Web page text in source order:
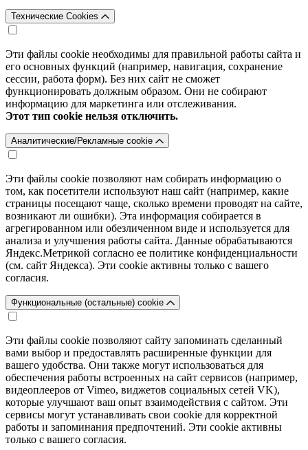
Технические Cookies
Эти файлы cookie необходимы для правильной работы сайта и
его основных функций (например, навигация, сохранение
сессии, работа форм). Без них сайт не сможет
функционировать должным образом. Они не собирают
информацию для маркетинга или отслеживания.
Этот тип cookie нельзя отключить.
Аналитические/Рекламные cookie
Эти файлы cookie позволяют нам собирать информацию о
том, как посетители используют наш сайт (например, какие
страницы посещают чаще, сколько времени проводят на сайте,
возникают ли ошибки). Эта информация собирается в
агрегированном или обезличенном виде и используется для
анализа и улучшения работы сайта. Данные обрабатываются
Яндекс.Метрикой согласно ее политике конфиденциальности
(см. сайт Яндекса). Эти cookie активны только с вашего
согласия.
Функциональные (остальные) cookie
Эти файлы cookie позволяют сайту запоминать сделанный
вами выбор и предоставлять расширенные функции для
вашего удобства. Они также могут использоваться для
обеспечения работы встроенных на сайт сервисов (например,
видеоплееров от Vimeo, виджетов социальных сетей VK),
которые улучшают ваш опыт взаимодействия с сайтом. Эти
сервисы могут устанавливать свои cookie для корректной
работы и запоминания предпочтений. Эти cookie активны
только с вашего согласия.